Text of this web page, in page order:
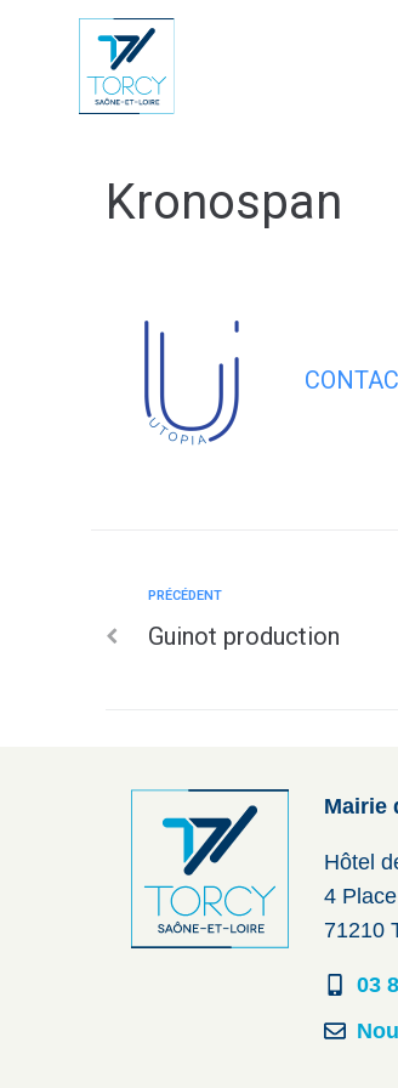
Kronospan
PRÉCÉDENT
Guinot production
Mairie
Hôtel
4
71210
03